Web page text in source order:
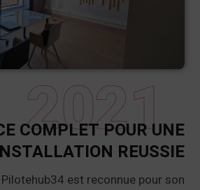
2021
COMPLET POUR UNE
REUSSIE
est reconnue pour son